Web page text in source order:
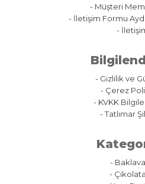
- Müşteri
- İletişim Formu
-
- Gizlilik ve
- Çerez
- KVKK
- Tatlımar
-
-